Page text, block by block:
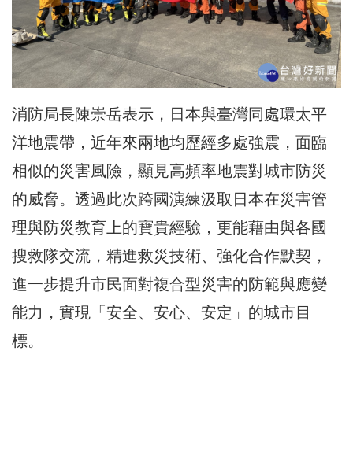
消防局長陳崇岳表示，日本與臺灣同處環太平
洋地震帶，近年來兩地均歷經多處強震，面臨
相似的災害風險，顯見高頻率地震對城市防災
的威脅。透過此次跨國演練汲取日本在災害管
理與防災教育上的寶貴經驗，更能藉由與各國
搜救隊交流，精進救災技術、強化合作默契，
進一步提升市民面對複合型災害的防範與應變
能力，實現「安全、安心、安定」的城市目
標。